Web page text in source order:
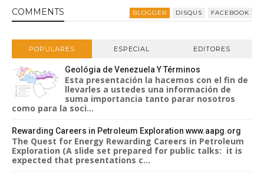
COMMENTS BLOGGER DISQUS FACEBOOK
POPULARES ESPECIAL EDITORES
Geológia de Venezuela Y Términos
Esta presentación la hacemos con el fin de
llevarles a ustedes una información de
suma importancia tanto parar nosotros
como para la soci...
Rewarding Careers in Petroleum Exploration www.aapg.org
The Quest for Energy Rewarding Careers in Petroleum
Exploration (A slide set prepared for public talks: it is
expected that presentations c...